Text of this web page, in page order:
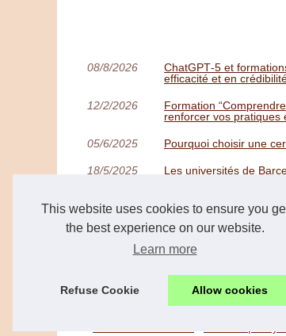
This website uses cookies to ensure you
the best experience on our website.
Learn more
Refuse Cookie Allow cookies
08/8/2026
ChatGPT‑5 et
efficacité et en
12/2/2026
Formation
renforcer vos pratiques
05/6/2025 Pourquoi choisir une
18/5/2025 Les universités de
Étapes clés pour une
11/3/2025 Pourquoi choisir une
03/1/2025 La Formation en
Comment financer ses